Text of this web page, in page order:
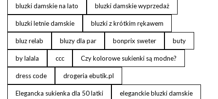
bluzki damskie na lato bluzki damskie wyprzedaż
bluzki letnie damskie bluzki z krótkim rękawem
bluz relab bluzy dla par bonprix sweter buty
by lalala ccc Czy kolorowe sukienki są modne?
dress code drogeria ebutik.pl
Elegancka sukienka dla 50 latki eleganckie bluzki damskie